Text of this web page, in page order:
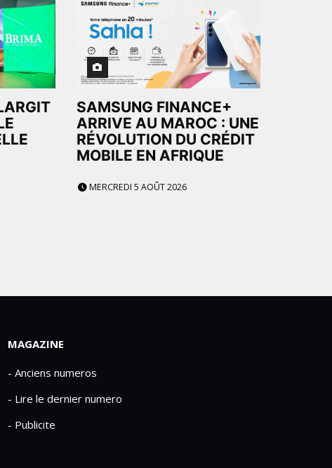
SAMSUNG FINANCE+
ARRIVE AU MAROC : UNE
RÉVOLUTION DU CRÉDIT
MOBILE EN AFRIQUE
MERCREDI 5 AOÛT 2026
MAGAZINE
- Anciens numeros
- Lire le dernier numero
- Publicite